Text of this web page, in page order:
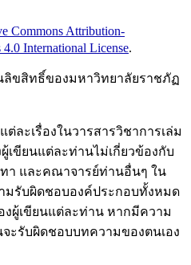
Commons Attribution-
International License.
ขสิทธิ์ของมหาวิทยาลัยราชภัฏ
ละเรื่องในวารสารวิชาการเล่ม
เขียนแต่ละท่านไม่เกี่ยวข้องกับ
า และคณาจารย์ท่านอื่นๆ ใน
มรับผิดชอบองค์ประกอบทั้งหมด
งผู้เขียนแต่ละท่าน หากมีความ
ะรับผิดชอบบทความของตนเอง